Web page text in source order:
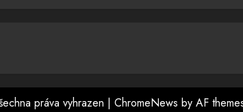
práva vyhrazen | ChromeNews by AF